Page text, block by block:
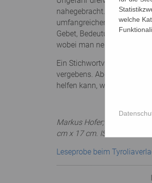
nahegebracht. Man findet
umfangreichen
Gebet, Bedeutung des
wobei man nebenbei auch
Ein Stichwortverzeichnis,
vergebens. Aber vielleicht
helfen kann, wenn man in
Markus Hofer; Andreas
cm x 17 cm. ISBN 978-3-
Leseprobe beim
welche